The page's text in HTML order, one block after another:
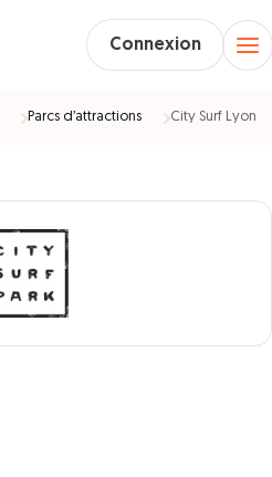
Connexion
Parcs d’attractions City Surf Lyon